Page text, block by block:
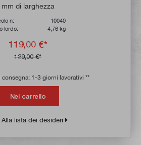
mm di larghezza
n:
10040
lordo:
4,76 kg
119,00 €*
129,00 €*
consegna: 1-3 giorni lavorativi **
Nel carrello
Alla lista dei desideri